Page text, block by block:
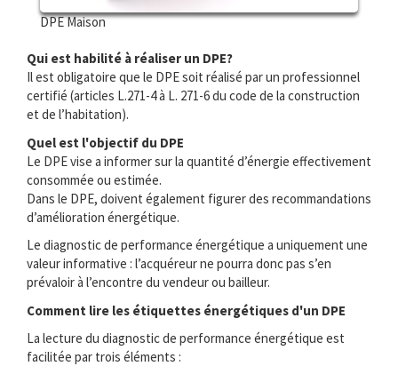
DPE Maison
Qui est habilité à réaliser un DPE?
Il est obligatoire que le DPE soit réalisé par un professionnel
certifié (articles L.271-4 à L. 271-6 du code de la construction
et de l’habitation).
Quel est l'objectif du DPE
Le DPE vise a informer sur la quantité d’énergie effectivement
consommée ou estimée.
Dans le DPE, doivent également figurer des recommandations
d’amélioration énergétique.
Le diagnostic de performance énergétique a uniquement une
valeur informative : l’acquéreur ne pourra donc pas s’en
prévaloir à l’encontre du vendeur ou bailleur.
Comment lire les étiquettes énergétiques d'un DPE
La lecture du diagnostic de performance énergétique est
facilitée par trois éléments :